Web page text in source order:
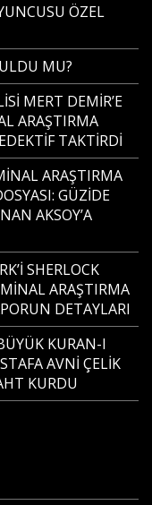
ÖZEL
MU?
MERT DEMİR’E
ARAŞTIRMA
TAKTİRDİ
ARAŞTIRMA
GÜZİDE
AKSOY’A
SHERLOCK
ARAŞTIRMA
DETAYLARI
KURAN-I
AVNİ ÇELİK
KURDU